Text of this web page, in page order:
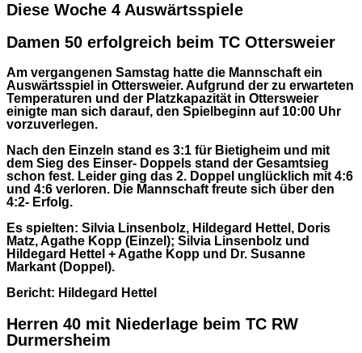
Diese Woche 4 Auswärtsspiele
Damen 50 erfolgreich beim TC Ottersweier
Am vergangenen Samstag hatte die Mannschaft ein
Auswärtsspiel in Ottersweier. Aufgrund der zu erwarteten
Temperaturen und der Platzkapazität in Ottersweier
einigte man sich darauf, den Spielbeginn auf 10:00 Uhr
vorzuverlegen.
Nach den Einzeln stand es 3:1 für Bietigheim und mit
dem Sieg des Einser- Doppels stand der Gesamtsieg
schon fest. Leider ging das 2. Doppel unglücklich mit 4:6
und 4:6 verloren. Die Mannschaft freute sich über den
4:2- Erfolg.
Es spielten: Silvia Linsenbolz, Hildegard Hettel, Doris
Matz, Agathe Kopp (Einzel); Silvia Linsenbolz und
Hildegard Hettel + Agathe Kopp und Dr. Susanne
Markant (Doppel).
Bericht: Hildegard Hettel
Herren 40 mit Niederlage beim TC RW
Durmersheim